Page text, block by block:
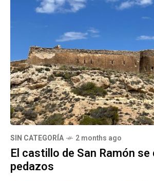
SIN CATEGORÍA 2 months ago
El castillo de San Ramón se
pedazos